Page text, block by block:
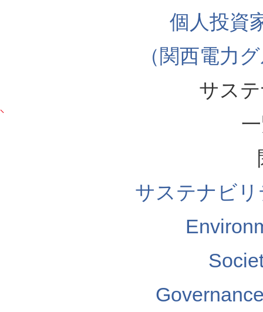
個人投資
（関西電力
サス
サステナビ